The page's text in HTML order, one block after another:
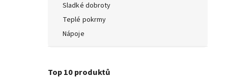
Sladké dobroty
Teplé pokrmy
Nápoje
Top 10 produktů